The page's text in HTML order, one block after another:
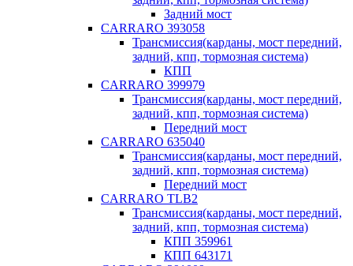
Задний мост
CARRARO 393058
Трансмиссия(карданы, мост передний,
задний, кпп, тормозная система)
КПП
CARRARO 399979
Трансмиссия(карданы, мост передний,
задний, кпп, тормозная система)
Передний мост
CARRARO 635040
Трансмиссия(карданы, мост передний,
задний, кпп, тормозная система)
Передний мост
CARRARO TLB2
Трансмиссия(карданы, мост передний,
задний, кпп, тормозная система)
КПП 359961
КПП 643171